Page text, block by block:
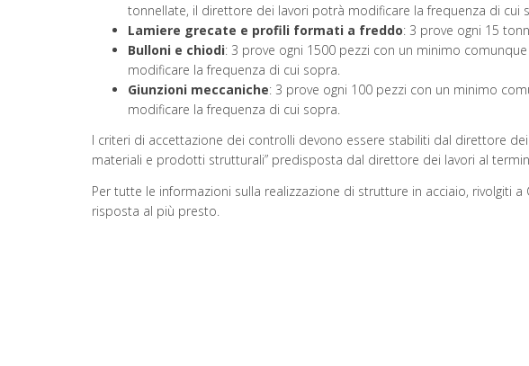
tonnellate, il direttore dei lavori potrà modificare la frequenza di cui
Lamiere grecate e profili formati a freddo: 3 prove ogni 15
Bulloni e chiodi: 3 prove ogni 1500 pezzi con un minimo
modificare la frequenza di cui sopra.
Giunzioni meccaniche: 3 prove ogni 100 pezzi con un minimo
modificare la frequenza di cui sopra.
I criteri di accettazione dei controlli devono essere stabiliti dal direttore
materiali e prodotti strutturali” predisposta dal direttore dei lavori al
Per tutte le informazioni sulla realizzazione di strutture in acciaio, rivolgiti
risposta al più presto.